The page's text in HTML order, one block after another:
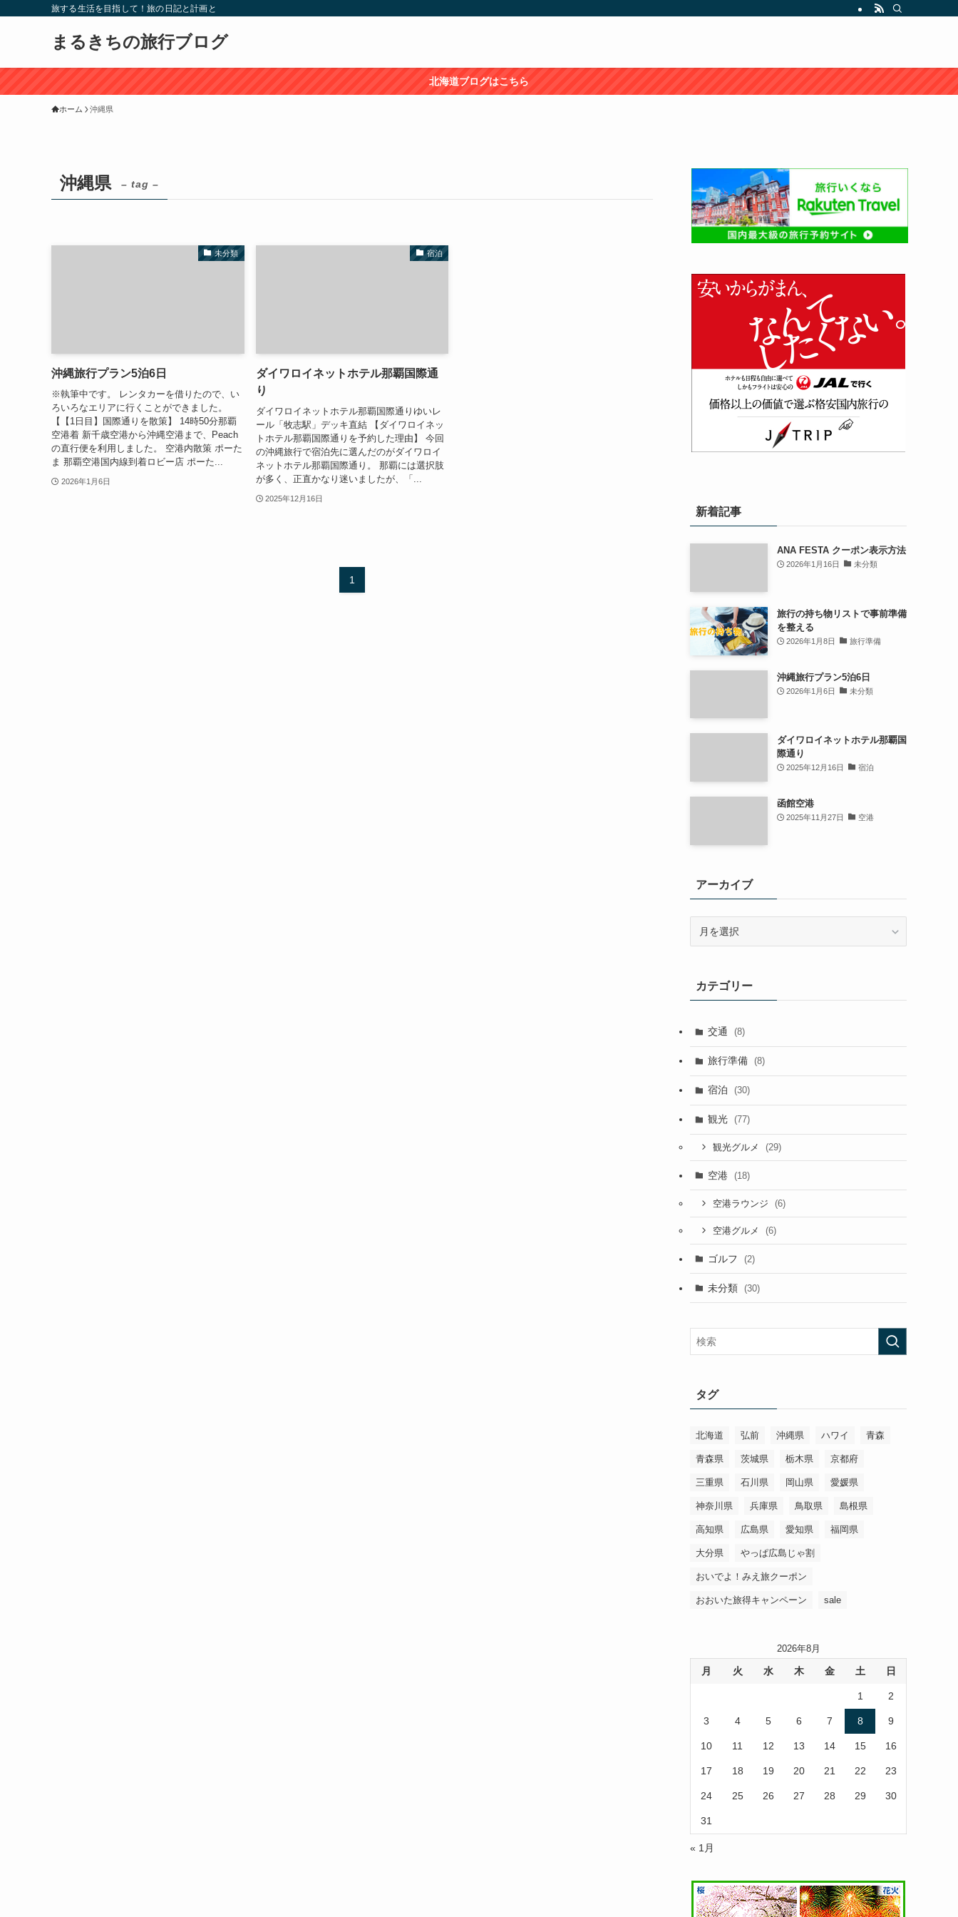
旅する生活を目指して！旅の日記と計画と
まるきちの旅行ブログ
北海道ブログはこちら
ホーム 沖縄県
沖縄県 – tag –
未分類
沖縄旅行プラン5泊6日
※執筆中です。 レンタカーを借りたので、い
ろいろなエリアに行くことができました。
【【1日目】国際通りを散策】 14時50分那覇
空港着 新千歳空港から沖縄空港まで、Peach
の直行便を利用しました。 空港内散策 ポーた
ま 那覇空港国内線到着ロビー店 ポーた...
2026年1月6日
宿泊
ダイワロイネットホテル那覇国際通
り
ダイワロイネットホテル那覇国際通りゆいレ
ール「牧志駅」デッキ直結 【ダイワロイネッ
トホテル那覇国際通りを予約した理由】 今回
の沖縄旅行で宿泊先に選んだのがダイワロイ
ネットホテル那覇国際通り。 那覇には選択肢
が多く、正直かなり迷いましたが、「...
2025年12月16日
1
新着記事
ANA FESTA クーポン表示方法
2026年1月16日 未分類
旅行の持ち物リストで事前準備
を整える
2026年1月8日 旅行準備
沖縄旅行プラン5泊6日
2026年1月6日 未分類
ダイワロイネットホテル那覇国
際通り
2025年12月16日 宿泊
函館空港
2025年11月27日 空港
アーカイブ
ブカテゴリー
交通 (8)
旅行準備 (8)
宿泊 (30)
観光 (77)
観光グルメ (29)
空港 (18)
空港ラウンジ (6)
空港グルメ (6)
ゴルフ (2)
未分類 (30)
タグ
北海道 弘前 沖縄県 ハワイ 青森
青森県 茨城県 栃木県 京都府
三重県 石川県 岡山県 愛媛県
神奈川県 兵庫県 鳥取県 島根県
高知県 広島県 愛知県 福岡県
大分県 やっぱ広島じゃ割
おいでよ！みえ旅クーポン
おおいた旅得キャンペーン sale
2026年8月
月 火 水 木 金 土 日
1 2
3 4 5 6 7 8 9
10 11 12 13 14 15 16
17 18 19 20 21 22 23
24 25 26 27 28 29 30
31
« 1月